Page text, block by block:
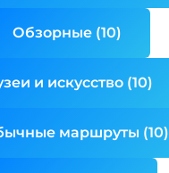
Обзорные (10)
и искусство (10)
маршруты (10)